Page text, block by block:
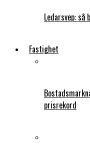
Ledarsvep: så
Fastighet
prisrekord